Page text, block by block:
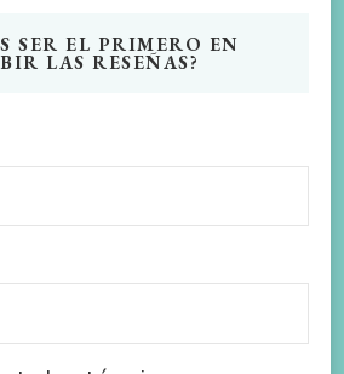
SER EL PRIMERO EN
LAS RESEÑAS?